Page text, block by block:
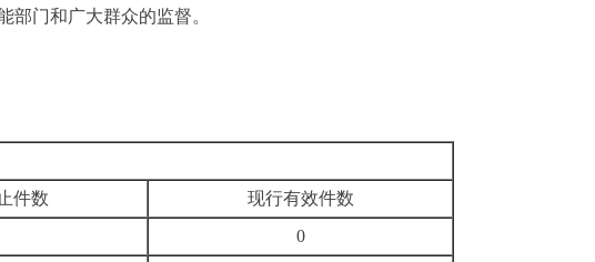
门和广大群众的监督。
件数 现行有效件数
0